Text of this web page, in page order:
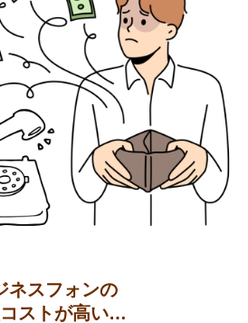
ネスフォンの
ストが高い…